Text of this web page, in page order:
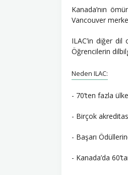
Kanada’nın
Vancouver
ILAC’in diğer
Öğrencilerin
Neden ILAC:
- 70’ten fazla
- Birçok
- Başarı
- Kanada’da